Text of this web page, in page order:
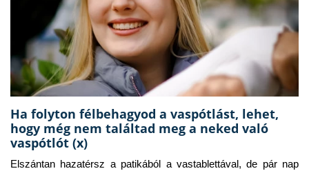
Ha folyton félbehagyod a vaspótlást, lehet,
hogy még nem találtad meg a neked való
vaspótlót (x)
Elszántan hazatérsz a patikából a vastablettával, de pár nap